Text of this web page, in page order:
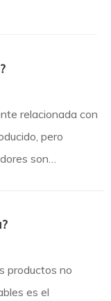
relacionada con
pero
son
qué necesita una
productos no
es el